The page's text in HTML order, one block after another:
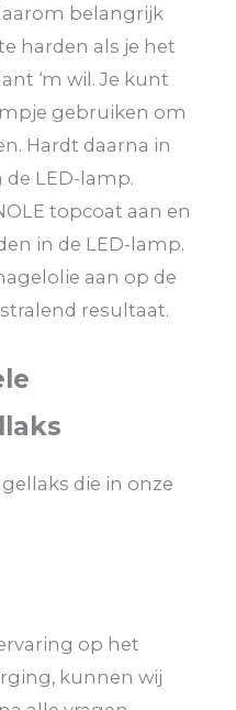
belangrijk
harden als je het
‘m wil. Je kunt
gebruiken om
Hardt daarna in
de LED-lamp.
topcoat aan en
in de LED-lamp.
aan op de
resultaat.
die in onze
op het
kunnen wij